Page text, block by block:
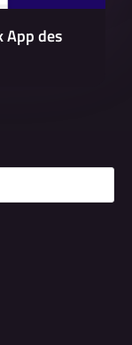
App des